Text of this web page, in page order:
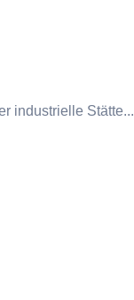
industrielle Stätte...